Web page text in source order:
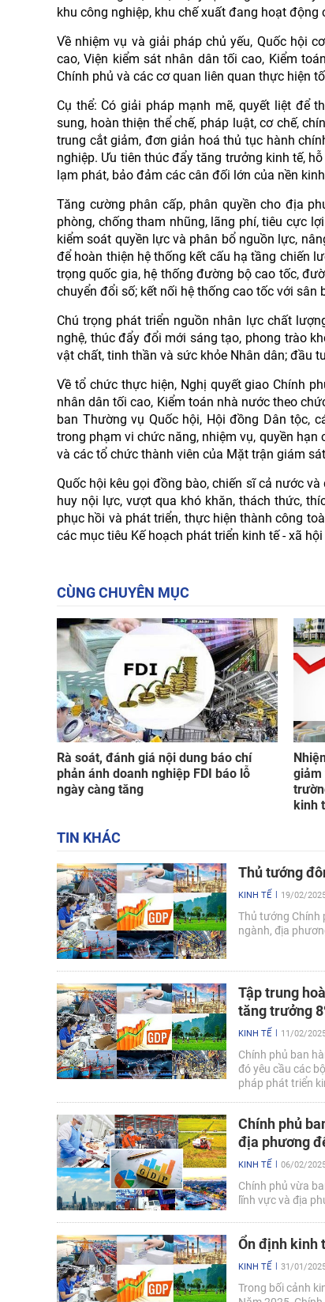
khu công nghiệp, khu chế xuất đang hoạt
Về nhiệm vụ và giải pháp chủ yếu, Quốc hội
cao, Viện kiểm sát nhân dân tối cao, Kiểm
Chính phủ và các cơ quan liên quan thực hiện
Cụ thể: Có giải pháp mạnh mẽ, quyết liệt để
sung, hoàn thiện thể chế, pháp luật, cơ chế,
trung cắt giảm, đơn giản hoá thủ tục hành
nghiệp. Ưu tiên thúc đẩy tăng trưởng kinh tế,
lạm phát, bảo đảm các cân đối lớn của nền
Tăng cường phân cấp, phân quyền cho địa
phòng, chống tham nhũng, lãng phí, tiêu cực
kiểm soát quyền lực và phân bổ nguồn lực,
để hoàn thiện hệ thống kết cấu hạ tầng chiến
trọng quốc gia, hệ thống đường bộ cao tốc,
chuyển đổi số; kết nối hệ thống cao tốc với
Chú trọng phát triển nguồn nhân lực chất
nghệ, thúc đẩy đổi mới sáng tạo, phong trào
vật chất, tinh thần và sức khỏe Nhân dân; đầu
Về tổ chức thực hiện, Nghị quyết giao Chính
nhân dân tối cao, Kiểm toán nhà nước theo
ban Thường vụ Quốc hội, Hội đồng Dân tộc,
trong phạm vi chức năng, nhiệm vụ, quyền
và các tổ chức thành viên của Mặt trận giám
Quốc hội kêu gọi đồng bào, chiến sĩ cả nước
huy nội lực, vượt qua khó khăn, thách thức,
phục hồi và phát triển, thực hiện thành công
các mục tiêu Kế hoạch phát triển kinh tế - xã
CÙNG CHUYÊN MỤC
Rà soát, đánh giá nội dung báo chí
phản ánh doanh nghiệp FDI báo lỗ
ngày càng tăng
giảm
kinh
TIN KHÁC
Thủ tướng
KINH TẾ 19/02/
Thủ tướng Chính
ngành, địa
Tập trung
tăng trưởng
KINH TẾ 11/02/
Chính phủ ban
đó yêu cầu các
pháp phát triển
Chính phủ
địa phương
KINH TẾ 06/02/
Chính phủ vừa
lĩnh vực và địa
Ổn định kinh
KINH TẾ 31/01/
Trong bối cảnh